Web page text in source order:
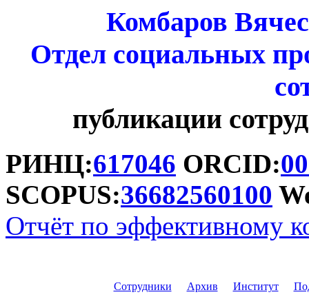
Комбаров
Отдел социальных
публикации
РИНЦ:617046 ORCID:
SCOPUS:36682560100
Отчёт по эффективному
Сотрудники Архив Институт